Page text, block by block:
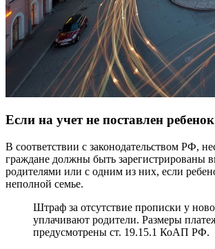
Если на учет не поставлен ребенок
В соответствии с законодательством РФ,
граждане должны быть зарегистрированы
родителями или с одним из них, если
неполной семье.
Штраф за отсутствие прописки у
уплачивают родители. Размеры
предусмотрены ст. 19.15.1 КоАП РФ.